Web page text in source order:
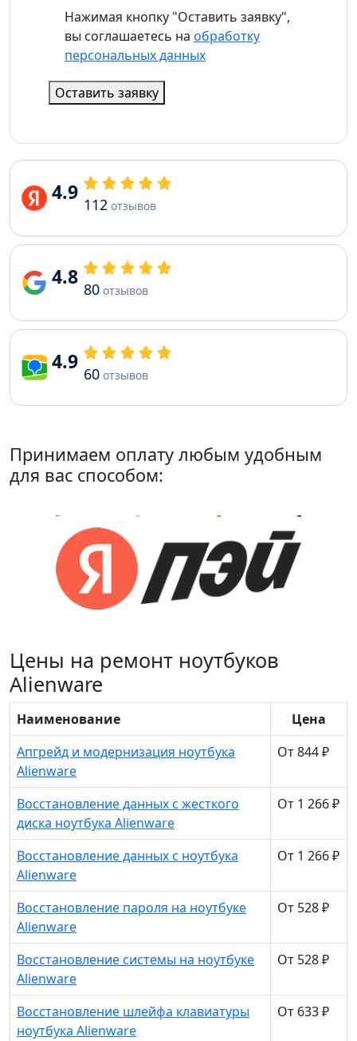
Нажимая кнопку "Оставить заявку",
вы соглашаетесь на обработку
персональных данных
Оставить заявку
4.9 112 отзывов
4.8 80 отзывов
4.9 60 отзывов
Принимаем оплату любым удобным
для вас способом:
Цены на ремонт ноутбуков
Alienware
Наименование
Цена
Апгрейд и модернизация ноутбука
Alienware
От 844 ₽
Восстановление данных с жесткого
диска ноутбука Alienware
От 1 266 ₽
Восстановление данных с ноутбука
Alienware
От 1 266 ₽
Восстановление пароля на ноутбуке
Alienware
От 528 ₽
Восстановление системы на ноутбуке
Alienware
От 528 ₽
Восстановление шлейфа клавиатуры
ноутбука Alienware
От 633 ₽